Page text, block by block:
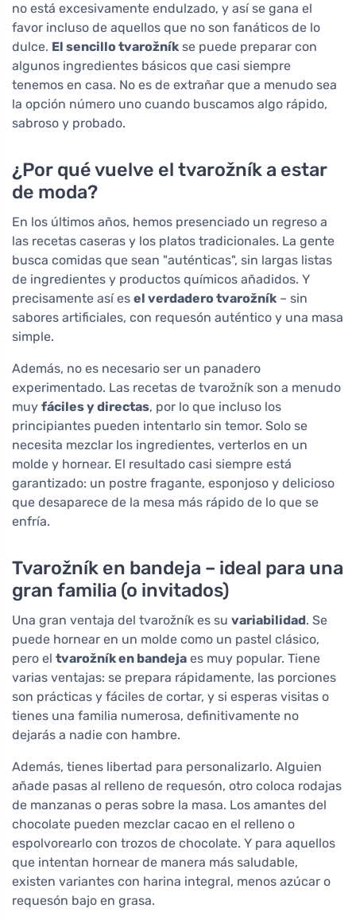
no está excesivamente endulzado, y así se gana el
favor incluso de aquellos que no son fanáticos de lo
dulce. El sencillo tvarožník se puede preparar con
algunos ingredientes básicos que casi siempre
tenemos en casa. No es de extrañar que a menudo sea
la opción número uno cuando buscamos algo rápido,
sabroso y probado.
¿Por qué vuelve el tvarožník a estar
de moda?
En los últimos años, hemos presenciado un regreso a
las recetas caseras y los platos tradicionales. La gente
busca comidas que sean "auténticas", sin largas listas
de ingredientes y productos químicos añadidos. Y
precisamente así es el verdadero tvarožník – sin
sabores artificiales, con requesón auténtico y una masa
simple.
Además, no es necesario ser un panadero
experimentado. Las recetas de tvarožník son a menudo
muy fáciles y directas, por lo que incluso los
principiantes pueden intentarlo sin temor. Solo se
necesita mezclar los ingredientes, verterlos en un
molde y hornear. El resultado casi siempre está
garantizado: un postre fragante, esponjoso y delicioso
que desaparece de la mesa más rápido de lo que se
enfría.
Tvarožník en bandeja – ideal para una
gran familia (o invitados)
Una gran ventaja del tvarožník es su variabilidad. Se
puede hornear en un molde como un pastel clásico,
pero el tvarožník en bandeja es muy popular. Tiene
varias ventajas: se prepara rápidamente, las porciones
son prácticas y fáciles de cortar, y si esperas visitas o
tienes una familia numerosa, definitivamente no
dejarás a nadie con hambre.
Además, tienes libertad para personalizarlo. Alguien
añade pasas al relleno de requesón, otro coloca rodajas
de manzanas o peras sobre la masa. Los amantes del
chocolate pueden mezclar cacao en el relleno o
espolvorearlo con trozos de chocolate. Y para aquellos
que intentan hornear de manera más saludable,
existen variantes con harina integral, menos azúcar o
requesón bajo en grasa.